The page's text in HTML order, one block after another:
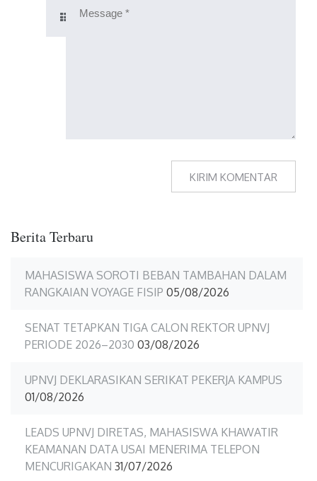
Berita Terbaru
MAHASISWA SOROTI BEBAN TAMBAHAN DALAM
RANGKAIAN VOYAGE FISIP 05/08/2026
SENAT TETAPKAN TIGA CALON REKTOR UPNVJ
PERIODE 2026–2030 03/08/2026
UPNVJ DEKLARASIKAN SERIKAT PEKERJA KAMPUS
01/08/2026
LEADS UPNVJ DIRETAS, MAHASISWA KHAWATIR
KEAMANAN DATA USAI MENERIMA TELEPON
MENCURIGAKAN 31/07/2026